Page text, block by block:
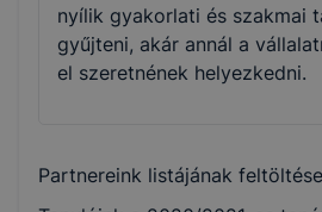
nyílik gyakorlati és szakmai
gyűjteni, akár annál a
el szeretnének helyezkedni.
Partnereink listájának